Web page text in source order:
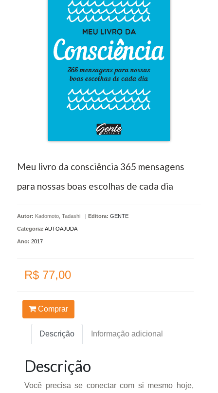
Meu livro da consciência 365 mensagens
para nossas boas escolhas de cada dia
Autor: Kadomoto, Tadashi | Editora: GENTE
Categoria: AUTOAJUDA
Ano: 2017
R$ 77,00
Comprar
Descrição Informação adicional
Descrição
Você precisa se conectar com si mesmo hoje,